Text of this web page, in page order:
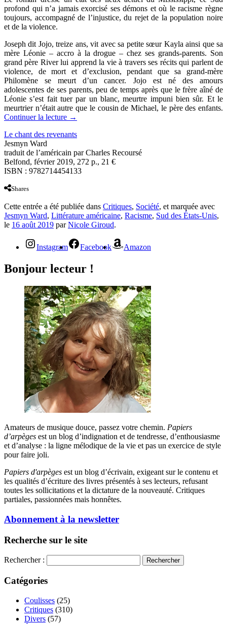
profond qui n’a jamais exorcisé ses démons et où le racisme règne
toujours, accompagné de l’injustice, du rejet de la population noire
et de la violence.
Joseph dit Jojo, treize ans, vit avec sa petite sœur Kayla ainsi que sa
mère Léonie –accro à la drogue – chez ses grands-parents. Son
grand père River lui apprend la vie à travers ses récits qui parlent de
violence, de mort et d’exclusion, pendant que sa grand-mère
Philomène se meurt d’un cancer. Jojo est né des amours
adolescentes de ses parents, peu de temps après que le frère aîné de
Léonie s’est fait tuer par un blanc, meurtre impuni bien sûr. Et le
meurtrier n’était autre que le cousin de Michael, le père des enfants.
Continuer la lecture →
Le chant des revenants
Jesmyn Ward
traduit de l’américain par Charles Recoursé
Belfond, février 2019, 272 p., 21 €
ISBN : 9782714454133
Shares
Cette entrée a été publiée dans Critiques, Société, et marquée avec
Jesmyn Ward, Littérature américaine, Racisme, Sud des États-Unis,
le 16 août 2019 parNicole Giroud.
Instagram Facebook Amazon
Bonjour lecteur !
Amateurs de musique douce, passez votre chemin. Papiers
d’arpèges est un blog d’indignation et de tendresse, d’enthousiasme
et d’analyse : la ligne mélodique de la vie et pas un exercice de style
pour faire joli.
Papiers d'arpèges est un blog d’écrivain, exigeant sur le contenu et
les qualités d’écriture des livres présentés à ses lecteurs, refusant
toutes les sollicitations et la dictature de la nouveauté. Critiques
partiales, passionnées mais honnêtes.
Abonnement à la newsletter
Recherche sur le site
Rechercher :
Catégories
Coulisses (25)
Critiques (310)
Divers (57)